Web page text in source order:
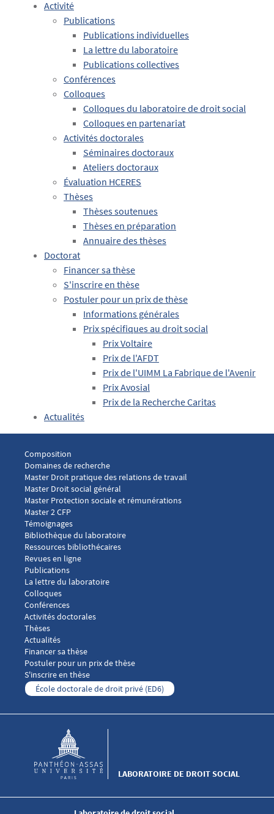
Activité
Publications
Publications individuelles
La lettre du laboratoire
Publications collectives
Conférences
Colloques
Colloques du laboratoire de droit social
Colloques en partenariat
Activités doctorales
Séminaires doctoraux
Ateliers doctoraux
Évaluation HCERES
Thèses
Thèses soutenues
Thèses en préparation
Annuaire des thèses
Doctorat
Financer sa thèse
S'inscrire en thèse
Postuler pour un prix de thèse
Informations générales
Prix spécifiques au droit social
Prix Voltaire
Prix de l'AFDT
Prix de l'UIMM La Fabrique de l'Avenir
Prix Avosial
Prix de la Recherche Caritas
Actualités
Menu footer Laboratoire droit social 1
Composition
Domaines de recherche
Master Droit pratique des relations de travail
Master Droit social général
Master Protection sociale et rémunérations
Master 2 CFP
Menu footer Laboratoire droit social 2
Témoignages
Bibliothèque du laboratoire
Ressources bibliothécaires
Revues en ligne
Publications
Menu footer Laboratoire droit social 3
La lettre du laboratoire
Colloques
Conférences
Activités doctorales
Thèses
Menu footer Laboratoire droit social 4
Actualités
Financer sa thèse
Postuler pour un prix de thèse
S'inscrire en thèse
École doctorale de droit privé (ED6)
LABORATOIRE DE DROIT SOCIAL